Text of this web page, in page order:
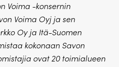
Voima -konsernin
Voima Oyj ja sen
Oy ja Itä-Suomen
kokonaan Savon
ovat 20 toimialueen